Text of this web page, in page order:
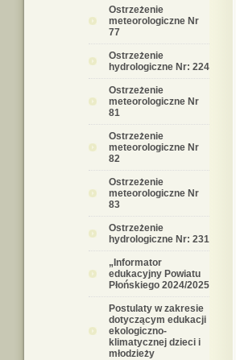
Ostrzeżenie
meteorologiczne Nr
77
Ostrzeżenie
hydrologiczne Nr: 224
Ostrzeżenie
meteorologiczne Nr
81
Ostrzeżenie
meteorologiczne Nr
82
Ostrzeżenie
meteorologiczne Nr
83
Ostrzeżenie
hydrologiczne Nr: 231
„Informator
edukacyjny Powiatu
Płońskiego 2024/2025
Postulaty w zakresie
dotyczącym edukacji
ekologiczno-
klimatycznej dzieci i
młodzieży